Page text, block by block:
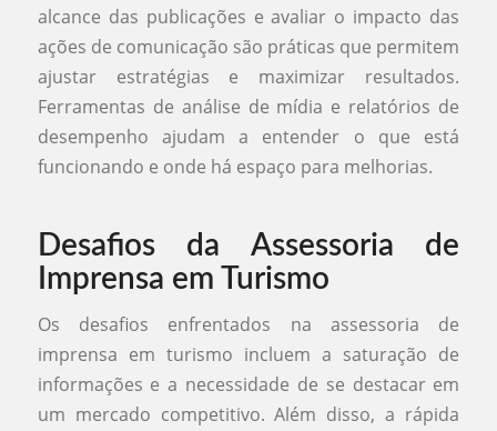
alcance das publicações e avaliar o impacto das
ações de comunicação são práticas que permitem
ajustar estratégias e maximizar resultados.
Ferramentas de análise de mídia e relatórios de
desempenho ajudam a entender o que está
funcionando e onde há espaço para melhorias.
Desafios da Assessoria de
Imprensa em Turismo
Os desafios enfrentados na assessoria de
imprensa em turismo incluem a saturação de
informações e a necessidade de se destacar em
um mercado competitivo. Além disso, a rápida